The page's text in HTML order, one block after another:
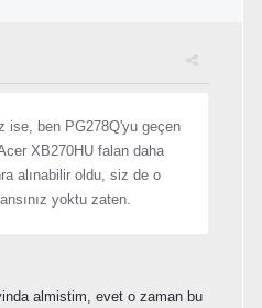
ise, ben PG278Q'yu geçen
XB270HU falan daha
alınabilir oldu, siz de o
yoktu zaten.
almistim, evet o zaman bu